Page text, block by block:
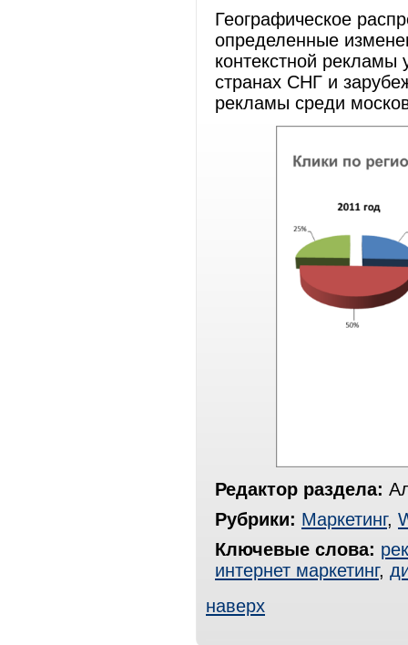
Географическое
определенные
контекстной рекламы
странах СНГ и
рекламы среди
Редактор раздела:
Рубрики: Маркетинг,
Ключевые слова:
интернет маркетинг,
наверх